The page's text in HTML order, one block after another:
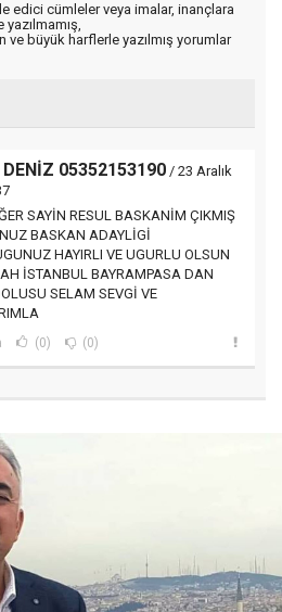
edici cümleler veya imalar, inançlara
yazılmamış,
ve büyük harflerle yazılmış yorumlar
DENİZ 05352153190 / 23 Aralık
SAYİN RESUL BASKANİM ÇIKMIŞ
BASKAN ADAYLİGİ
HAYIRLI VE UGURLU OLSUN
İSTANBUL BAYRAMPASA DAN
SELAM SEVGİ VE
(0) (0)